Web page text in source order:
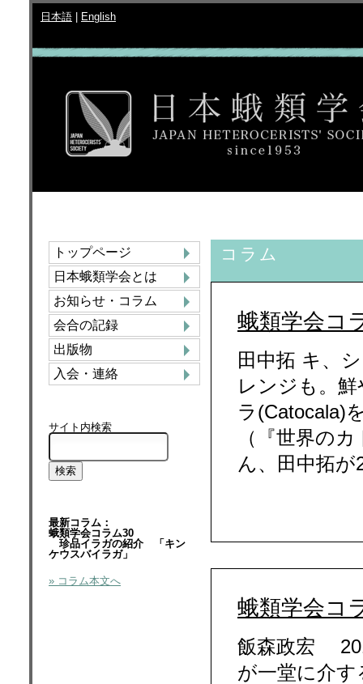
日本語 English
トップページ
日本蛾類学会とは
お知らせ・コラム
会合の記録
出版物
入会・連絡
サイト内検索
最新コラム：
蛾類学会コラム30
珍品イラガの紹介 「キン
ケウスバイラガ」
» コラム本文へ
コラム
蛾類学会コ
田中拓 キ、
レンジも。
ラ(Catocala)
（『世界の
ん、田中拓
蛾類学会コ
飯森政宏
が一堂に介